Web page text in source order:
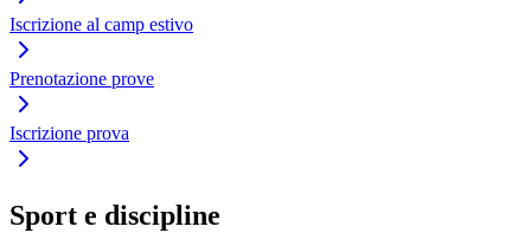
Iscrizione al camp estivo
Prenotazione prove
Iscrizione prova
Sport e discipline